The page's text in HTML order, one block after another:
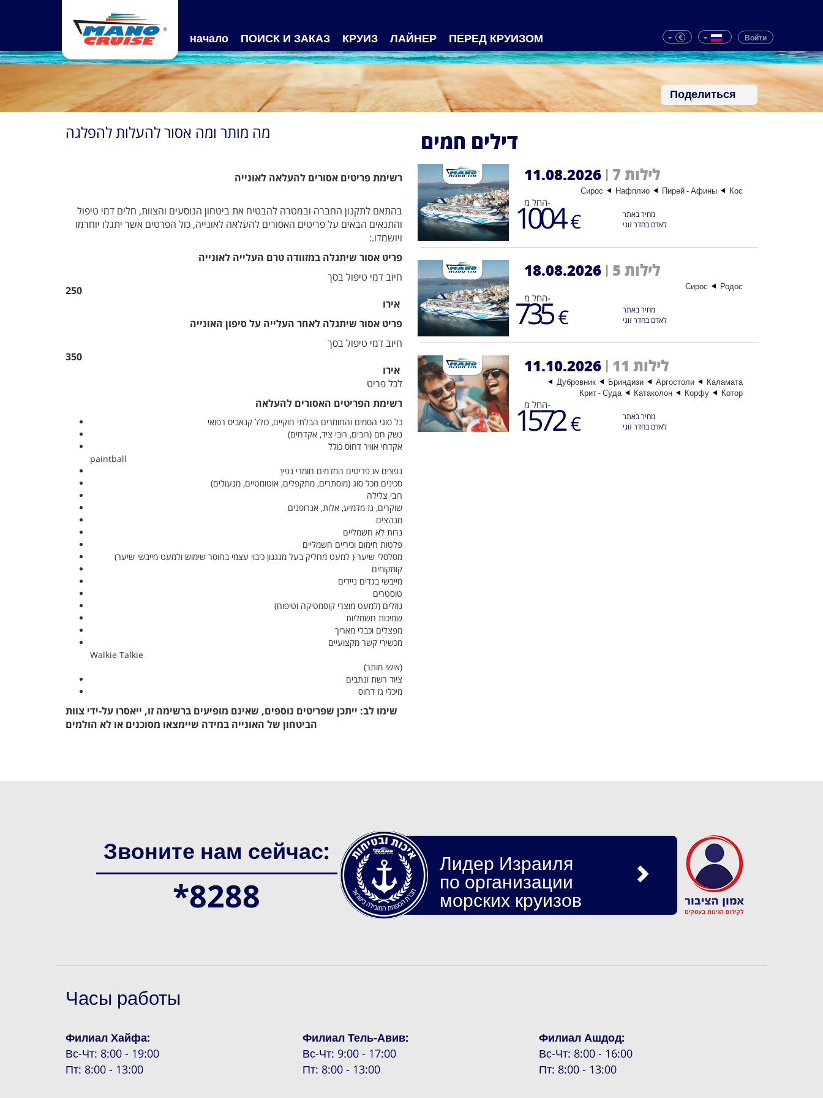
начало ПОИСК И ЗАКАЗ КРУИЗ ЛАЙНЕР ПЕРЕД КРУИЗОМ € Войти
Поделиться
מה מותר ומה אסור להעלות להפלגה
רשימת פריטים אסורים להעלאה לאונייה
בהתאם לתקנון החברה ובמטרה להבטיח את ביטחון הנוסעים והצוות, חלים דמי טיפול
והתנאים הבאים על פריטים האסורים להעלאה לאונייה, כול הפרטים אשר יתגלו יוחרמו
ויושמדו.:
פריט אסור שיתגלה במזוודה טרם העלייה לאונייה
חיוב דמי טיפול בסך
250
אירו
פריט אסור שיתגלה לאחר העלייה על סיפון האונייה
חיוב דמי טיפול בסך
350
אירו
לכל פריט
רשימת הפריטים האסורים להעלאה
כל סוגי הסמים והחומרים הבלתי חוקיים, כולל קנאביס רפואי
נשק חם (רובים, רובי ציד, אקדחים)
אקדחי אוויר דחוס כולל
paintball
נפצים או פריטים המדמים חומרי נפץ
סכינים מכל סוג (מוסתרים, מתקפלים, אוטומטיים, מנעולים)
רובי צלילה
שוקרים, גז מדמיע, אלות, אגרופנים
מגהצים
נרות לא חשמליים
פלטות חימום וכיריים חשמליים
מסלסלי שיער ( למעט מחליק בעל מנגנון כיבוי עצמי בחוסר שימוש ולמעט מייבשי שיער)
קומקומים
מייבשי בגדים ניידים
טוסטרים
נוזלים (למעט מוצרי קוסמטיקה וטיפוח)
שמיכות חשמליות
מפצלים וכבלי מאריך
מכשירי קשר מקצועיים
Walkie Talkie
(אישי מותר)
ציוד רשת ונתבים
מיכלי גז דחוס
שימו לב: ייתכן שפריטים נוספים, שאינם מופיעים ברשימה זו, ייאסרו על-ידי צוות
הביטחון של האונייה במידה שיימצאו מסוכנים או לא הולמים
דילים חמים
11.08.2026 | 7 לילות
Кос
Пирей - Афины
Нафплио
Сирос
החל מ-
1004€
מחיר באתר
לאדם בחדר זוגי
18.08.2026 | 5 לילות
Родос
Сирос
החל מ-
735€
מחיר באתר
לאדם בחדר זוגי
11.10.2026 | 11 לילות
Каламата
Аргостоли
Бриндизи
Дубровник
Котор
Корфу
Катаколон
Крит - Суда
החל מ-
1572€
מחיר באתר
לאדם בחדר זוגי
Звоните нам сейчас:
*8288
Лидер Израиля
по организации
морских круизов
Часы работы
Филиал Хайфа:
Вс-Чт: 8:00 - 19:00
Пт: 8:00 - 13:00
Филиал Тель-Авив:
Вс-Чт: 9:00 - 17:00
Пт: 8:00 - 13:00
Филиал Ашдод:
Вс-Чт: 8:00 - 16:00
Пт: 8:00 - 13:00